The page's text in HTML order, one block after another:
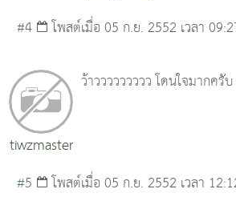
#4 โพสต์เมื่อ 05 ก.ย. 2552 เวลา
tiwzmaster
ว้าววววววววว โดนใจมากครั
#5 โพสต์เมื่อ 05 ก.ย. 2552 เวลา